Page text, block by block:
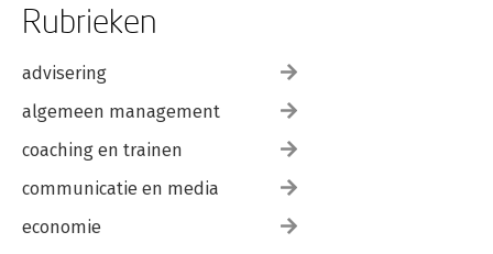
Rubrieken
advisering
algemeen management
coaching en trainen
communicatie en media
economie